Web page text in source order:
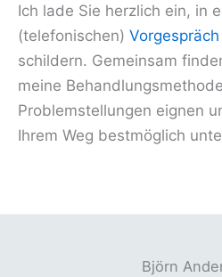
Ich lade Sie herzlich ein, in
(telefonischen) Vorgespräch
schildern. Gemeinsam
meine
Problemstellungen eignen
Ihrem Weg bestmöglich
Björn